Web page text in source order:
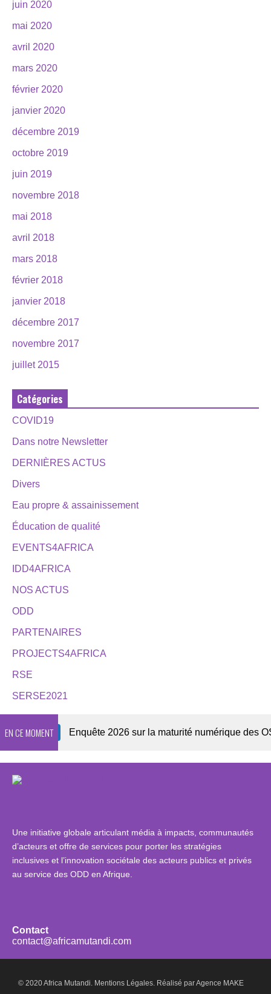
juin 2020
mai 2020
avril 2020
mars 2020
février 2020
janvier 2020
décembre 2019
octobre 2019
juin 2019
novembre 2018
mai 2018
avril 2018
mars 2018
février 2018
janvier 2018
décembre 2017
novembre 2017
juillet 2015
Catégories
COVID19
Dans notre Newsletter
DERNIÈRES ACTUS
Divers
Eau propre & assainissement
Éducation de qualité
EVENTS4AFRICA
IDD4AFRICA
NOS ACTUS
ODD
PARTENAIRES
PROJECTS4AFRICA
RSE
SERSE2021
EN CE MOMENTEnquête 2026 sur la maturité numérique des OSC
Une initiative globale articulant média à impacts, communautés
d’acteurs et offre de services pour porter les stratégies
inclusives et l’innovation sociétale des acteurs publics et privés
au service des ODD en Afrique.
Contact
contact@africamutandi.com
© 2020 Africa Mutandi. Mentions Légales. Réalisé parAgence MAKE